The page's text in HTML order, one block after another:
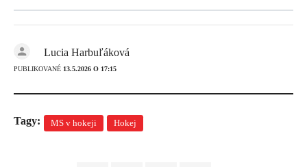
Lucia Harbuľáková
PUBLIKOVANÉ 13.5.2026 O 17:15
Tagy: MS v hokeji Hokej